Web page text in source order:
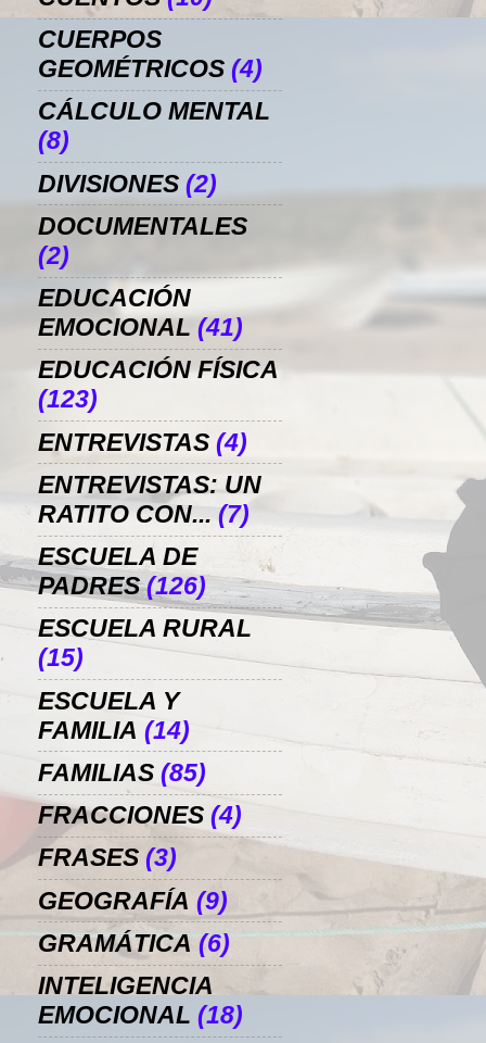
CUERPOS
GEOMÉTRICOS (4)
CÁLCULO MENTAL
(8)
DIVISIONES (2)
DOCUMENTALES
(2)
EDUCACIÓN
EMOCIONAL (41)
EDUCACIÓN FÍSICA
(123)
ENTREVISTAS (4)
ENTREVISTAS: UN
RATITO CON... (7)
ESCUELA DE
PADRES (126)
ESCUELA RURAL
(15)
ESCUELA Y
FAMILIA (14)
FAMILIAS (85)
FRACCIONES (4)
FRASES (3)
GEOGRAFÍA (9)
GRAMÁTICA (6)
INTELIGENCIA
EMOCIONAL (18)